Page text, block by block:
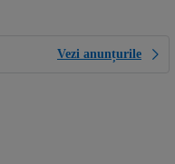
Vezi anunțurile